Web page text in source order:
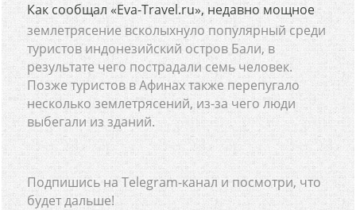
Как сообщал «Eva-Travel.ru», недавно мощное
землетрясение всколыхнуло популярный среди
туристов индонезийский остров Бали, в
результате чего пострадали семь человек.
Позже туристов в Афинах также перепугало
несколько землетрясений, из-за чего люди
выбегали из зданий.
Подпишись на Telegram-канал и посмотри, что
будет дальше!